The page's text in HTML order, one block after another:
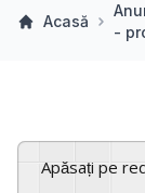
Acasă
-
Apăsați pe